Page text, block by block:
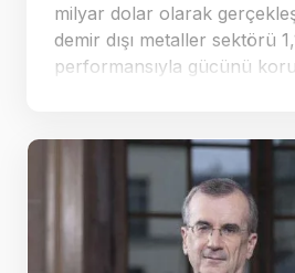
milyar dolar olarak
demir dışı metaller sektörü
performansıyla gücünü